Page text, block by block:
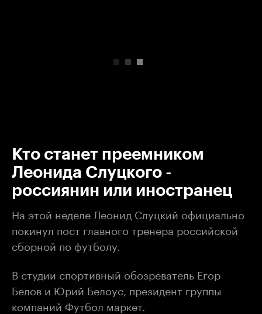
Кто станет преемником
Леонида Слуцкого -
россиянин или иностранец
На этой неделе Леонид Слуцкий официально
покинул пост главного тренера российской
сборной по футболу.
В студии спортивный обозреватель Егор
Белов и Юрий Белоус, президент группы
компаний Футбол маркет.